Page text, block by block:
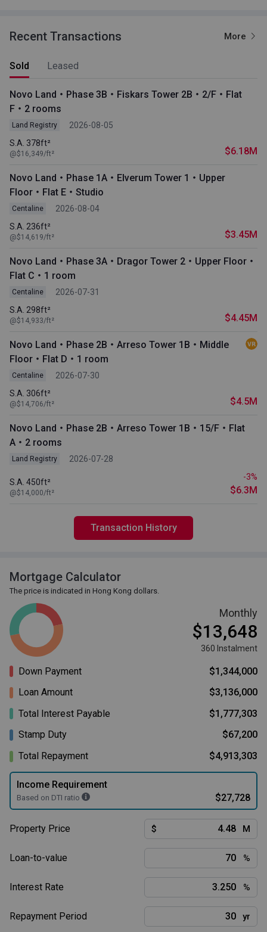
Recent Transactions More
Sold Leased
Novo Land・Phase 3B・Fiskars Tower 2B・2/F・Flat
F・2 rooms
Land Registry
2026-08-05
S.A. 378ft²
@$16,349/ft² $6.18M
Novo Land・Phase 1A・Elverum Tower 1・Upper
Floor・Flat E・Studio
Centaline
2026-08-04
S.A. 236ft²
@$14,619/ft² $3.45M
Novo Land・Phase 3A・Dragor Tower 2・Upper Floor・
Flat C・1 room
Centaline
2026-07-31
S.A. 298ft²
@$14,933/ft² $4.45M
Novo Land・Phase 2B・Arreso Tower 1B・Middle
Floor・Flat D・1 room
Centaline
2026-07-30
S.A. 306ft²
@$14,706/ft² $4.5M
Novo Land・Phase 2B・Arreso Tower 1B・15/F・Flat
A・2 rooms
Land Registry 2026-07-28
S.A. 450ft²
@$14,000/ft²
-3%
$6.3M
Transaction History
Mortgage Calculator
The price is indicated in Hong Kong dollars.
Monthly
$13,648
360 Instalment
Down Payment
$1,344,000
Loan Amount
$3,136,000
Total Interest Payable
$1,777,303
Stamp Duty
$67,200
Total Repayment
$4,913,303
Income Requirement
Based on DTI ratio $27,728
Property Price $ M
Loan-to-value %
Interest Rate %
Repayment Period yr